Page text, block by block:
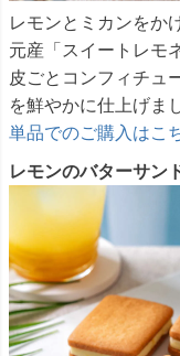
レモンとミカンをか
元産「スイートレモ
皮ごとコンフィチュ
を鮮やかに仕上げま
単品でのご購入はこ
レモンのバターサン